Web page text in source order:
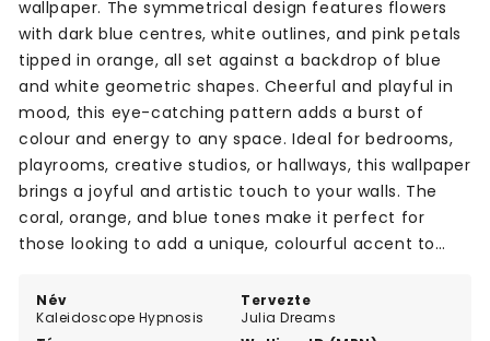
Név
Kaleidoscope Hypnosis
Tervezte
Julia Dreams
wallpaper. The symmetrical design features flowers
with dark blue centres, white outlines, and pink petals
tipped in orange, all set against a backdrop of blue
and white geometric shapes. Cheerful and playful in
mood, this eye-catching pattern adds a burst of
colour and energy to any space. Ideal for bedrooms,
playrooms, creative studios, or hallways, this wallpaper
brings a joyful and artistic touch to your walls. The
coral, orange, and blue tones make it perfect for
those looking to add a unique, colourful accent to